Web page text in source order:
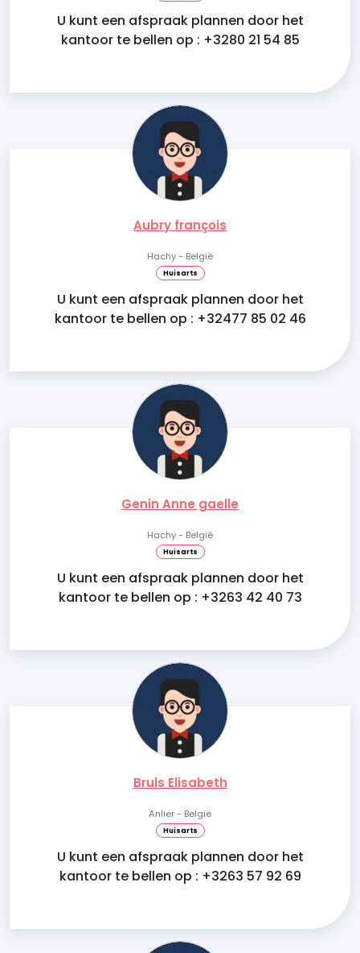
U kunt een afspraak plannen door het
kantoor te bellen op : +3280 21 54 85
Aubry françois
Hachy - België
Huisarts
U kunt een afspraak plannen door het
kantoor te bellen op : +32477 85 02 46
Genin Anne gaelle
Hachy - België
Huisarts
U kunt een afspraak plannen door het
kantoor te bellen op : +3263 42 40 73
Bruls Elisabeth
Anlier - België
Huisarts
U kunt een afspraak plannen door het
kantoor te bellen op : +3263 57 92 69